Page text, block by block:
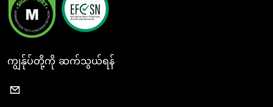
ကျွန်ုပ်တို့ကို ဆက်သွယ်ရန်